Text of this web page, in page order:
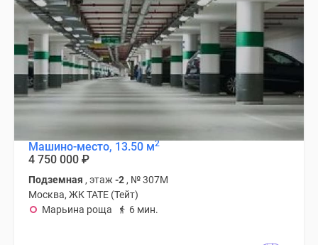
Машино-место, 13.50 м2
4 750 000 ₽
Подземная , этаж -2 , № 307М
Москва, ЖК TATE (Тейт)
Марьина роща
6 мин.